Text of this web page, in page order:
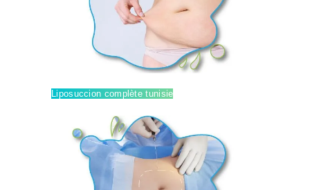
CHIRURGIE
ESTHÉTIQUE
INTERVENTIONS
Liposuccion complète tunisie